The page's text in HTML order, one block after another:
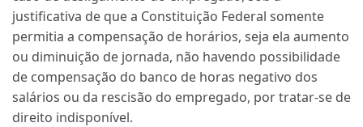
justificativa de que a Constituição Federal somente
permitia a compensação de horários, seja ela aumento
ou diminuição de jornada, não havendo possibilidade
de compensação do banco de horas negativo dos
salários ou da rescisão do empregado, por tratar-se de
direito indisponível.